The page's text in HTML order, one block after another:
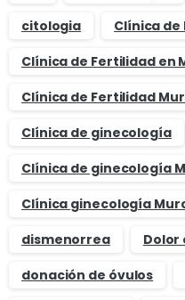
citologia
Clínica
Clínica de Fertilidad en
Clínica de Fertilidad
Clínica de ginecología
Clínica de ginecología
Clínica ginecología
dismenorrea
Dolor
donación de óvulos